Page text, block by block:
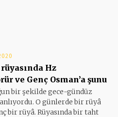
Hz
ve Genç Osman’a şunu
bir şekilde gece-gündüz
O günlerde bir rüyâ
bir rüyâ. Rüyasında bir taht